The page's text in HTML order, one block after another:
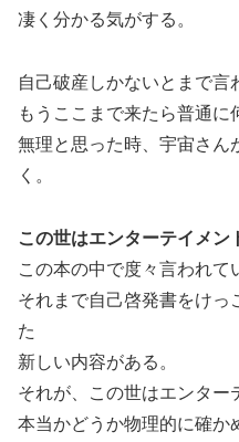
凄く分かる気がする。
自己破産しかないとまで言
もうここまで来たら普通に
無理と思った時、宇宙さん
く。
この世はエンターテイメン
この本の中で度々言われて
それまで自己啓発書をけっ
た
新しい内容がある。
それが、この世はエンター
本当かどうか物理的に確か